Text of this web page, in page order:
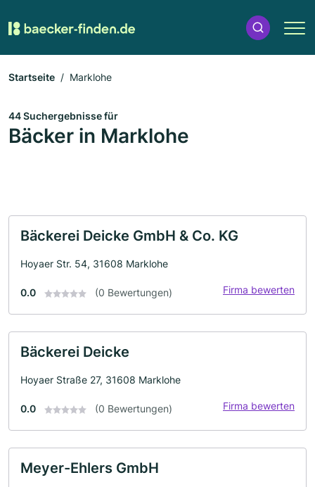
Startseite Marklohe
44 Suchergebnisse für
Bäcker in Marklohe
Bäckerei Deicke GmbH & Co. KG
Hoyaer Str. 54, 31608 Marklohe
0.0 (0 Bewertungen) Firma bewerten
Bäckerei Deicke
Hoyaer Straße 27, 31608 Marklohe
0.0 (0 Bewertungen) Firma bewerten
Meyer-Ehlers GmbH